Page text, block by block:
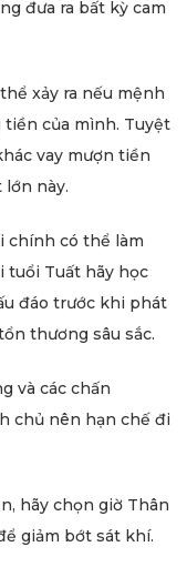
đưa ra bất kỳ cam
xảy ra nếu mệnh
của mình. Tuyệt
vay mượn tiền
lớn này.
chính có thể làm
tuổi Tuất hãy học
đáo trước khi phát
thương sâu sắc.
và các chấn
chủ nên hạn chế đi
hãy chọn giờ Thân
giảm bớt sát khí.